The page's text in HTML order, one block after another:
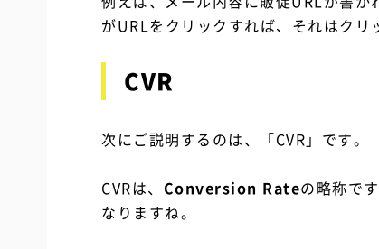
がURLをクリックすれば、それはクリ
CVR
次にご説明するのは、「CVR」です。
CVRは、 Conversion Rateの略称で
なりますね。